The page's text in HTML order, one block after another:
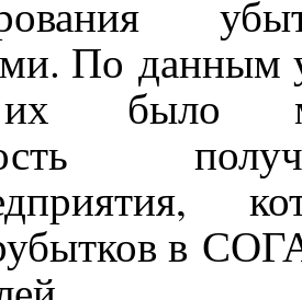
По данным
было
в